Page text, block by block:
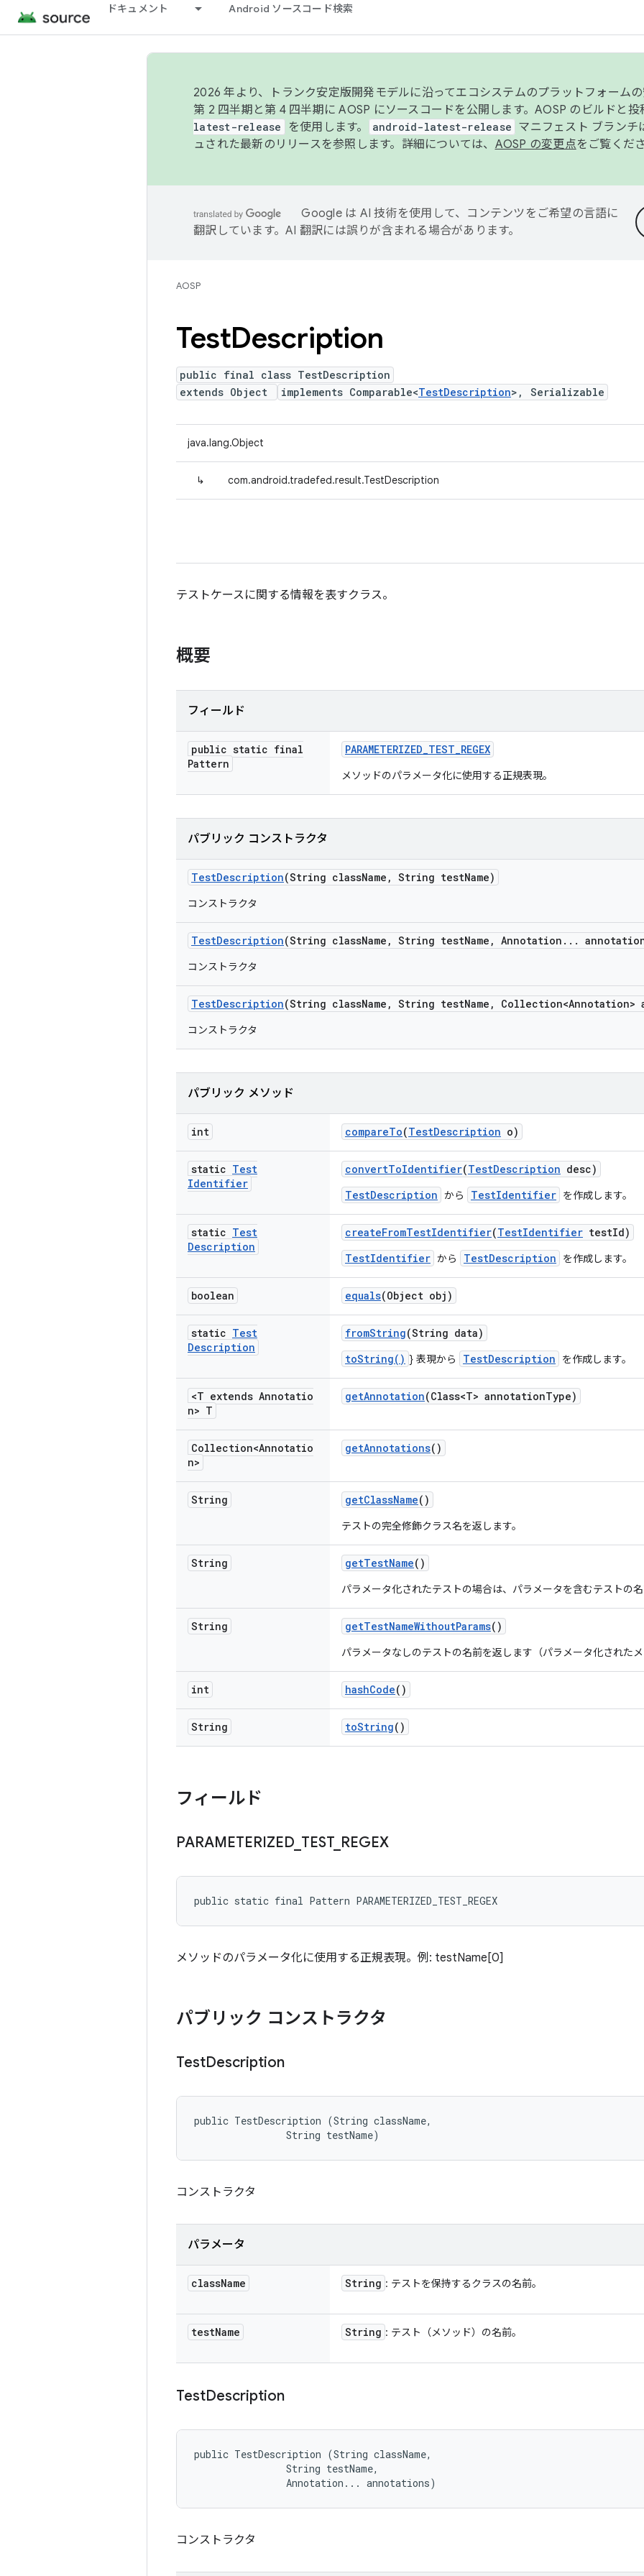
ドキュメント Android ソースコード検索
2026 年より、トランク安定版開発モデルに沿ってエコシステムのプラットフォームの
第 2 四半期と第 4 四半期に AOSP にソースコードを公開します。AOSP のビルドと投
latest-release
を使用します。 android-latest-release マニフェスト ブランチ
ュされた最新のリリースを参照します。詳細については、 AOSP の変更点をご覧くだ
Google は AI 技術を使用して、コンテンツをご希望の言語に
翻訳しています。AI 翻訳には誤りが含まれる場合があります。
AOSP
TestDescription
public final class TestDescription
extends Object
implements Comparable<TestDescription>, Serializable
java.lang.Object
↳ com.android.tradefed.result.TestDescription
テストケースに関する情報を表すクラス。
概要
フィールド
public static final
Pattern
PARAMETERIZED_TEST_REGEX
メソッドのパラメータ化に使用する正規表現。
パブリック コンストラクタ
TestDescription(String className , String testName)
コンストラクタ
TestDescription(String className , String testName , Annotation . . .
コンストラクタ
TestDescription(String className , String testName , Collection<Annotation>
コンストラクタ
パブリック メソッド
int compareTo(TestDescription o)
static Test
Identifier
convertToIdentifier(TestDescription desc)
TestDescription から TestIdentifier を作成します。
static Test
Description
createFromTestIdentifier(TestIdentifier testId)
TestIdentifier から TestDescription を作成します。
boolean equals(Object obj)
static Test
Description
fromString(String data)
toString() } 表現から TestDescription を作成します。
<T extends Annotatio
n> T
getAnnotation(Class<T> annotationType)
Collection<Annotatio
n>
getAnnotations()
String getClassName()
テストの完全修飾クラス名を返します。
String getTestName()
パラメータ化されたテストの場合は、パラメータを含むテストの名
String getTestNameWithoutParams()
パラメータなしのテストの名前を返します（パラメータ化されたメ
int hashCode()
String toString()
フィールド
PARAMETERIZED TEST_ REGEX
public static final Pattern PARAMETERIZED_TEST_REGEX
メソッドのパラメータ化に使用する正規表現。例: testName[0]
パブリック コンストラクタ
TestDescription
public TestDescription (String className,
                String testName)
コンストラクタ
パラメータ
className String : テストを保持するクラスの名前。
testName String : テスト（メソッド）の名前。
TestDescription
public TestDescription (String className,
                String testName,
                Annotation... annotations)
コンストラクタ